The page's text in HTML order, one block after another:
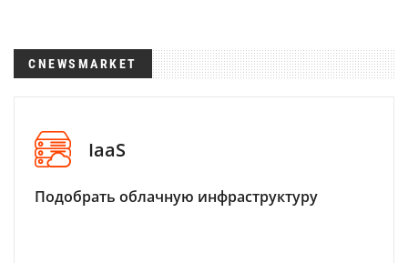
CNEWSMARKET
IaaS
Подобрать облачную инфраструктуру